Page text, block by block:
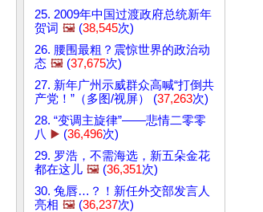
25. 2009年中国过渡政府总统新年
贺词 🖼️ (38,545次)
26. 腰围最粗？震惊世界的政治动
态 🖼️ (37,675次)
27. 新年广州示威群众高喊“打倒共
产党！”（多图/视屏） (37,263次)
28. “变调主旋律”——悲情二零零
八 ▶️ (36,496次)
29. 罗浩，不需海选，新五朵金花
都在这儿 🖼️ (36,351次)
30. 兔唇…？！新任外交部发言人
亮相 🖼️ (36,237次)